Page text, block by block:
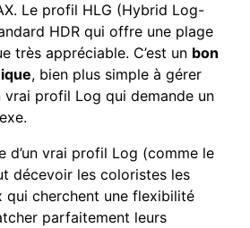
Le profil HLG (Hybrid Log-
HDR qui offre une plage
très appréciable. C’est un bon
, bien plus simple à gérer
vrai profil Log qui demande un
d’un vrai profil Log (comme le
décevoir les coloristes les
qui cherchent une flexibilité
parfaitement leurs